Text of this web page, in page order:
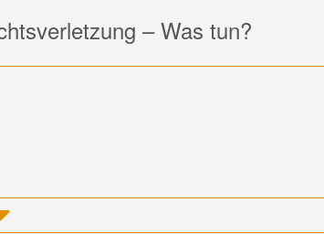
– Was tun?